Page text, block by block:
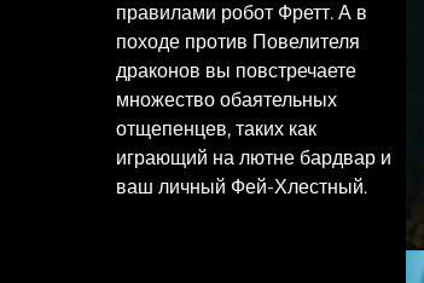
правилами робот Фретт. А в
походе против Повелителя
драконов вы повстречаете
множество обаятельных
отщепенцев, таких как
играющий на лютне бардвар и
ваш личный Фей-Хлестный.